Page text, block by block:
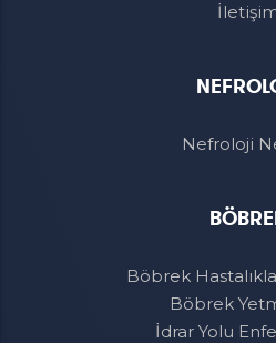
Nefroloji
Böbrek
Böbrek
İdrar Yolu